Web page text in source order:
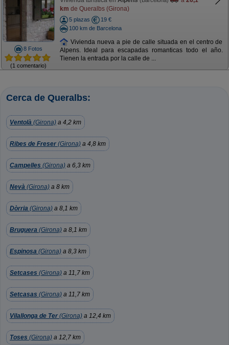
8 Fotos
(1 comentario)
km de Queralbs (Girona)
5 plazas
19 €
100 km de Barcelona
Vivienda nueva a pie de calle situada en el centro de
Alpens. Ideal para escapadas romanticas todo el año.
Tienen la entrada por la calle de ...
Cerca de Queralbs:
Ventolà (Girona) a 4,2 km
Ribes de Freser (Girona) a 4,8 km
Campelles (Girona) a 6,3 km
Nevà (Girona) a 8 km
Dòrria (Girona) a 8,1 km
Bruguera (Girona) a 8,1 km
Espinosa (Girona) a 8,3 km
Setcases (Girona) a 11,7 km
Setcasas (Girona) a 11,7 km
Vilallonga de Ter (Girona) a 12,4 km
Toses (Girona) a 12,7 km